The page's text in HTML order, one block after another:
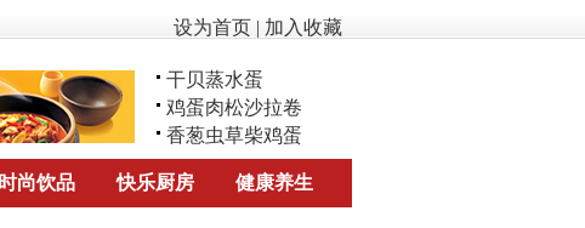
设为首页 | 加入收藏
干贝蒸水蛋
鸡蛋肉松沙拉卷
香葱虫草柴鸡蛋
时尚饮品 快乐厨房 健康养生